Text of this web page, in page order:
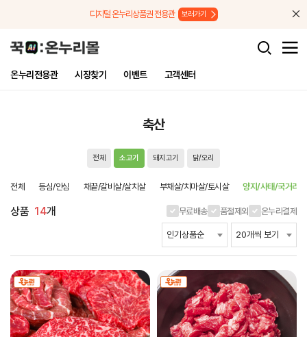
디지털 온누리상품권 전용관 보러가기
온누리전용관 시장찾기 이벤트 고객센터
축산
전체 소고기 돼지고기 닭/오리
전체 등심/안심 채끝/갈비살/살치살 부채살/치마살/토시살 양지/사태/국거리
상품 14개 무료배송 품절제외 온누리결제